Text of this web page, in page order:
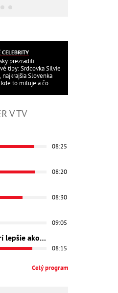
CELEBRITY
prezradili
tipy: Srdcovka Silvie
najkrajšia Slovenka
to miluje a čo
V TV
08:25
08:20
08:30
09:05
Moja mama varí lepšie ako tvoja
08:15
Celý program